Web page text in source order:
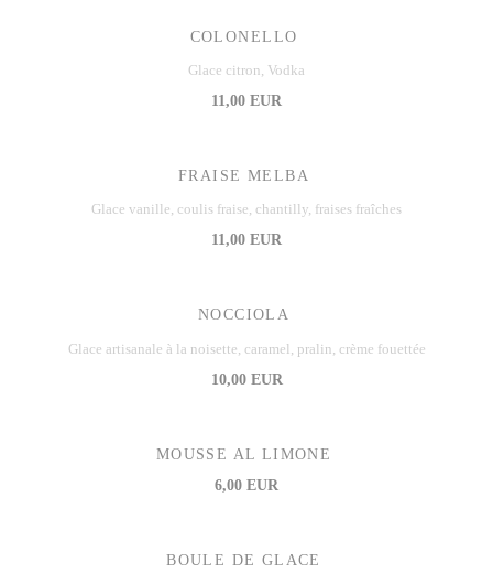
COLONELLO
Glace citron, Vodka
11,00 EUR
FRAISE MELBA
Glace vanille, coulis fraise, chantilly, fraises fraîches
11,00 EUR
NOCCIOLA
Glace artisanale à la noisette, caramel, pralin, crème fouettée
10,00 EUR
MOUSSE AL LIMONE
6,00 EUR
BOULE DE GLACE